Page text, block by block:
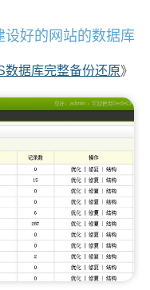
好的网站的数据库
数据库完整备份还原》